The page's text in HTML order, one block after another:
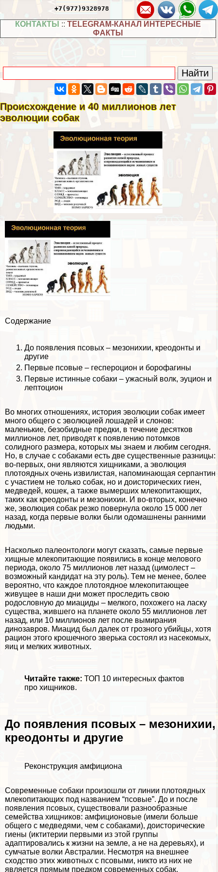
+7(977)9328978
КОНТАКТЫ :: TELEGRAM-КАНАЛ ИНТЕРЕСНЫЕ
ФАКТЫ
Происхождение и 40 миллионов лет
эволюции собак
Содержание
До появления псовых – мезонихии, креодонты и
другие
Первые псовые – геспероцион и борофагины
Первые истинные собаки – ужасный волк, эуцион и
лептоцион
Во многих отношениях, история эволюции собак имеет
много общего с эволюцией лошадей и слонов:
маленькие, безобидные предки, в течение десятков
миллионов лет, приводят к появлению потомков
солидного размера, которых мы знаем и любим сегодня.
Но, в случае с собаками есть две существенные разницы:
во-первых, они являются хищниками, а эволюция
плотоядных очень извилистая, напоминающая серпантин
с участием не только собак, но и доисторических гиен,
медведей, кошек, а также вымерших млекопитающих,
таких как креодонты и мезонихии. И во-вторых, конечно
же, эволюция собак резко повернула около 15 000 лет
назад, когда первые волки были одомашнены ранними
людьми.
Насколько палеонтологи могут сказать, самые первые
хищные млекопитающие появились в конце мелового
периода, около 75 миллионов лет назад (цимолест –
возможный кандидат на эту роль). Тем не менее, более
вероятно, что каждое плотоядное млекопитающее
живущее в наши дни может проследить свою
родословную до миациды – мелкого, похожего на ласку
существа, жившего на планете около 55 миллионов лет
назад, или 10 миллионов лет после вымирания
динозавров. Миацид был далек от грозного убийцы, хотя
рацион этого крошечного зверька состоял из насекомых,
яиц и мелких животных.
Читайте также: ТОП 10 интересных фактов
про хищников.
До появления псовых – мезонихии,
креодонты и другие
Реконструкция амфициона
Современные собаки произошли от линии плотоядных
млекопитающих под названием “псовые”. До и после
появления псовых, существовали разнообразные
семейства хищников: амфиционовые (имели больше
общего с медведями, чем с собаками), доисторические
гиены (иктитерии первыми из этой группы
адаптировались к жизни на земле, а не на деревьях), и
сумчатые волки Австралии. Несмотря на внешнее
сходство этих животных с псовыми, никто из них не
является прямым предком современных собак.